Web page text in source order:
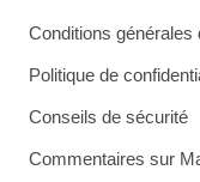
Conditions générales
Politique de
Conseils de sécurité
Commentaires sur